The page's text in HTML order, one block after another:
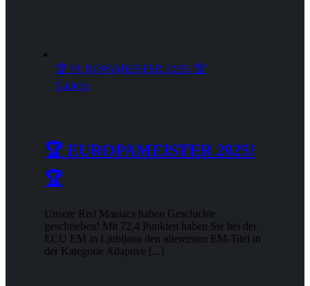
🏆 EUROPAMEISTER 2025! 🏆
Gallerie
🏆 EUROPAMEISTER 2025!
🏆
Unsere Red Maniacs haben Geschichte
geschrieben! Mit 72,4 Punkten haben Sie bei der
ECU EM in Ljubljana den allerersten EM-Titel in
der Kategorie Adaptive [...]